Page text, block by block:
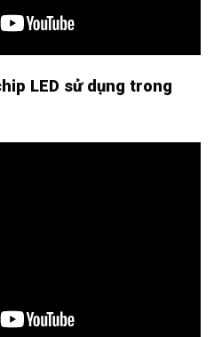
LED sử dụng trong